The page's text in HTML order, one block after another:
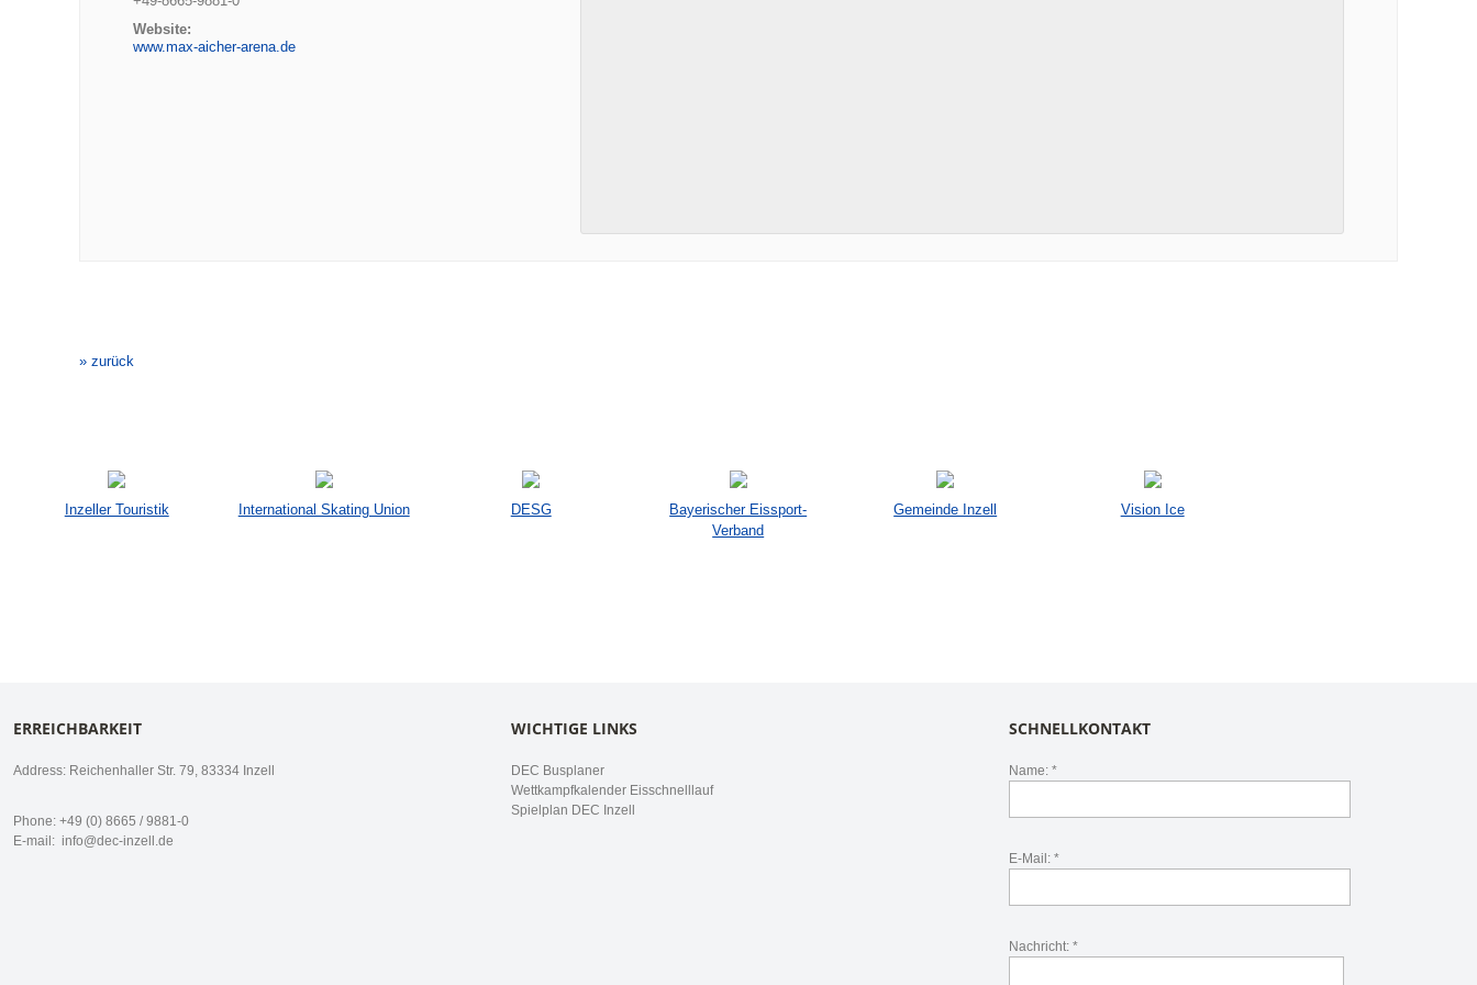
Website:
www.max-aicher-arena.de
Navigation
» zurück
Inzeller Touristik International Skating Union DESG
Bayerischer Eissport-
Verband
Gemeinde Inzell Vision Ice
ERREICHBARKEIT
Address: Reichenhaller Str. 79, 83334 Inzell
Phone: +49 (0) 8665 / 9881-0
E-mail: info@dec-inzell.de
WICHTIGE LINKS
DEC Busplaner
Wettkampfkalender Eisschnelllauf
Spielplan DEC Inzell
SCHNELLKONTAKT
Name: *
E-Mail: *
Nachricht: *